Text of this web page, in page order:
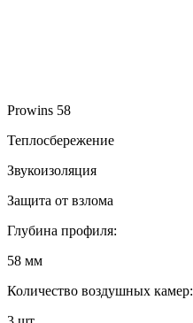
Prowins 58
Теплосбережение
Звукоизоляция
Защита от взлома
Глубина профиля:
58 мм
Количество воздушных камер: